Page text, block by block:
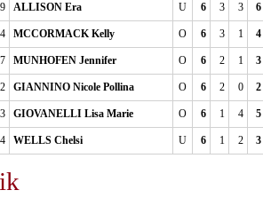
ALLISON Era U 6 3 3 6
MCCORMACK Kelly O 6 3 1 4
7 MUNHOFEN Jennifer O 6 2 1 3
2 GIANNINO Nicole Pollina O 6 2 0 2
3 GIOVANELLI Lisa Marie O 6 1 4 5
WELLS Chelsi U 6 1 2 3